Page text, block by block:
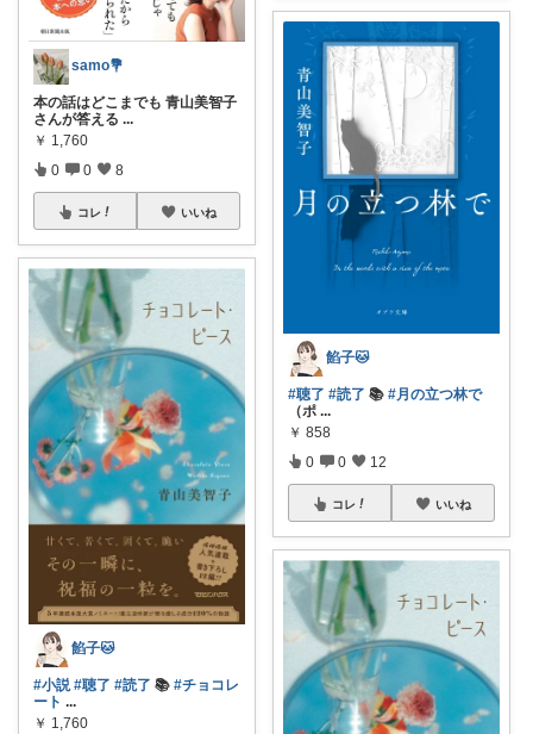
samo💐
本の話はどこまでも 青山美智子
さんが答える ...
￥ 1,760
0 0 8
コレ いいね
餡子🐱
#小説 #聴了 #読了 📚 #チョコレ
ート ...
￥ 1,760
餡子🐱
#聴了 #読了 📚 #月の立つ林で
（ポ ...
￥ 858
0 0 12
コレ いいね